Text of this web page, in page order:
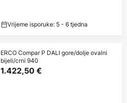
Vrijeme isporuke: 5 - 6 tjedna
ERCO Compar P DALI gore/dolje ovalni
bijeli/crni 940
1.422,50 €